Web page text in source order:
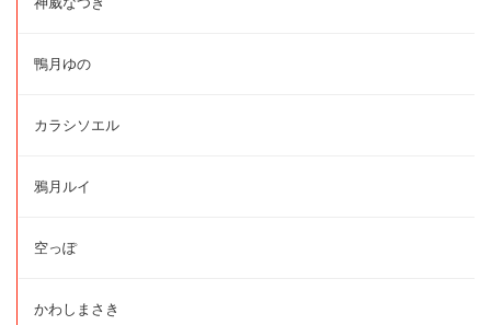
鴨月ゆの
カラシソエル
鴉月ルイ
空っぽ
かわしまさき